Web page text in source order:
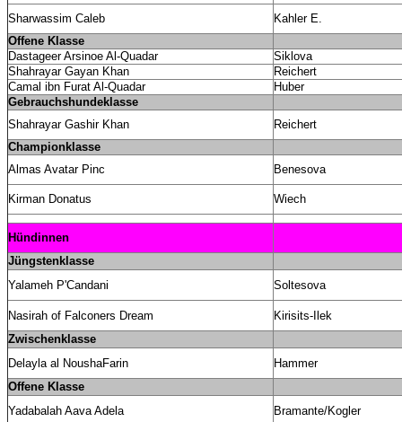
Sharwassim Caleb
Kahler E.
Offene Klasse
Dastageer Arsinoe Al-Quadar
Siklova
Shahrayar Gayan Khan
Reichert
Camal ibn Furat Al-Quadar
Huber
Gebrauchshundeklasse
Shahrayar Gashir Khan
Reichert
Championklasse
Almas Avatar Pinc
Benesova
Kirman Donatus Wiech
Hündinnen
Jüngstenklasse
Yalameh P'Candani
Soltesova
Nasirah of Falconers Dream
Kirisits-Ilek
Zwischenklasse
Delayla al NoushaFarin
Hammer
Offene Klasse
Yadabalah Aava Adela
Bramante/Kogler